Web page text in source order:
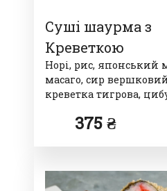
Суші шаурма з
Креветкою
Норі, рис, японський
масаго, сир
креветка тигрова,
375 ₴